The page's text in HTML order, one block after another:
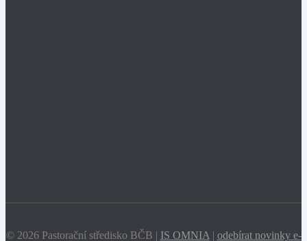
© 2026 Pastorační středisko BČB | IS OMNIA | odebírat novinky e-